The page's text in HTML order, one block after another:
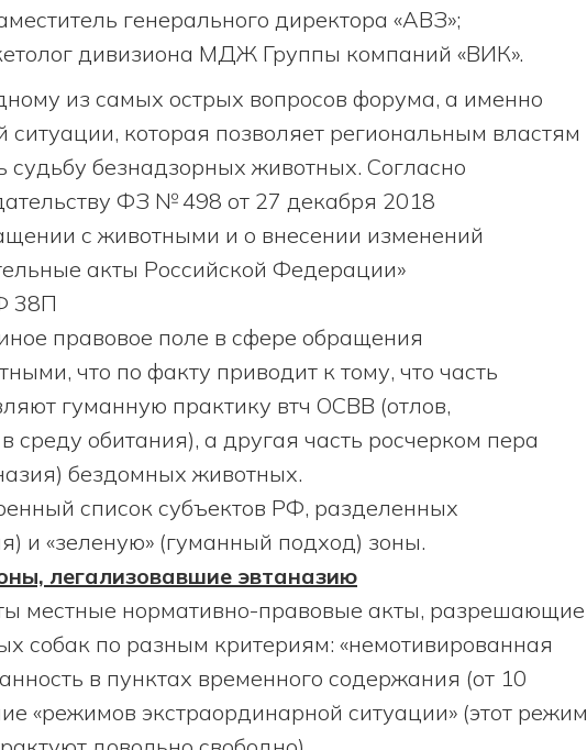
генерального директора «АВЗ»;
дивизиона МДЖ Группы компаний «ВИК».
из самых острых вопросов форума, а именно
которая позволяет региональным властям
судьбу безнадзорных животных. Согласно
ФЗ № 498 от 27 декабря 2018
с животными и о внесении изменений
акты Российской Федерации»
38П
правовое поле в сфере обращения
что по факту приводит к тому, что часть
гуманную практику втч ОСВВ (отлов,
среду обитания), а другая часть росчерком пера
бездомных животных.
список субъектов РФ, разделенных
и «зеленую» (гуманный подход) зоны.
легализовавшие эвтаназию
местные нормативно-правовые акты, разрешающие
собак по разным критериям: «немотивированная
в пунктах временного содержания (от 10
«режимов экстраординарной ситуации» (этот режим